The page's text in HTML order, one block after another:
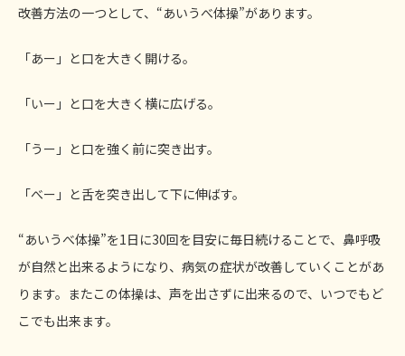
改善方法の一つとして、“あいうべ体操”があります。
「あー」と口を大きく開ける。
「いー」と口を大きく横に広げる。
「うー」と口を強く前に突き出す。
「べー」と舌を突き出して下に伸ばす。
“あいうべ体操”を1日に30回を目安に毎日続けることで、鼻呼吸
が自然と出来るようになり、病気の症状が改善していくことがあ
ります。またこの体操は、声を出さずに出来るので、いつでもど
こでも出来ます。